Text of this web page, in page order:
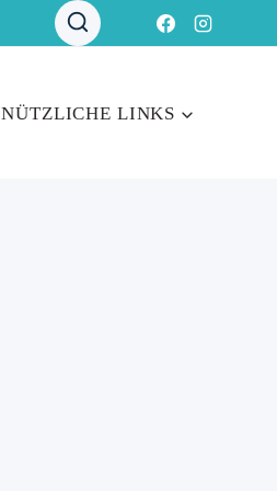
NÜTZLICHE LINKS